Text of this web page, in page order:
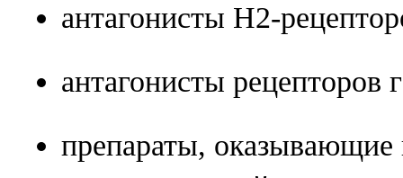
антагонисты Н2-
антагонисты рецепторов
препараты, оказывающие